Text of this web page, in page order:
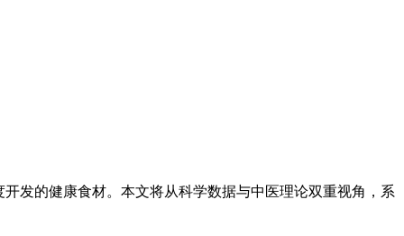
发的健康食材。本文将从科学数据与中医理论双重视角，系